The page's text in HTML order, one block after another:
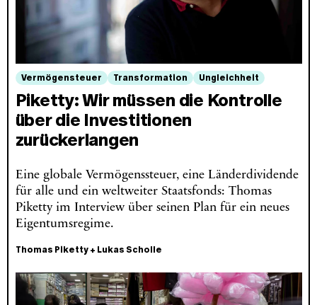
Vermögensteuer Transformation Ungleichheit
Piketty: Wir müssen die Kontrolle
über die Investitionen
zurückerlangen
Eine globale Vermögenssteuer, eine Länderdividende
für alle und ein weltweiter Staatsfonds: Thomas
Piketty im Interview über seinen Plan für ein neues
Eigentumsregime.
Thomas Piketty+ Lukas Scholle